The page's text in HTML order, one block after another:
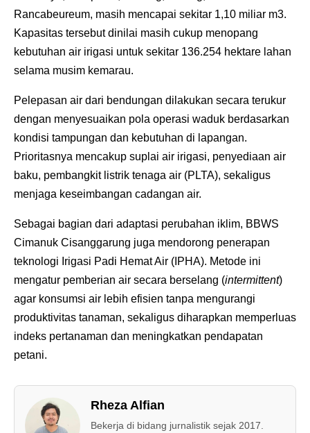
Rancabeureum, masih mencapai sekitar 1,10 miliar m3.
Kapasitas tersebut dinilai masih cukup menopang
kebutuhan air irigasi untuk sekitar 136.254 hektare lahan
selama musim kemarau.
Pelepasan air dari bendungan dilakukan secara terukur
dengan menyesuaikan pola operasi waduk berdasarkan
kondisi tampungan dan kebutuhan di lapangan.
Prioritasnya mencakup suplai air irigasi, penyediaan air
baku, pembangkit listrik tenaga air (PLTA), sekaligus
menjaga keseimbangan cadangan air.
Sebagai bagian dari adaptasi perubahan iklim, BBWS
Cimanuk Cisanggarung juga mendorong penerapan
teknologi Irigasi Padi Hemat Air (IPHA). Metode ini
mengatur pemberian air secara berselang (intermittent)
agar konsumsi air lebih efisien tanpa mengurangi
produktivitas tanaman, sekaligus diharapkan memperluas
indeks pertanaman dan meningkatkan pendapatan
petani.
Rheza Alfian
Bekerja di bidang jurnalistik sejak 2017.